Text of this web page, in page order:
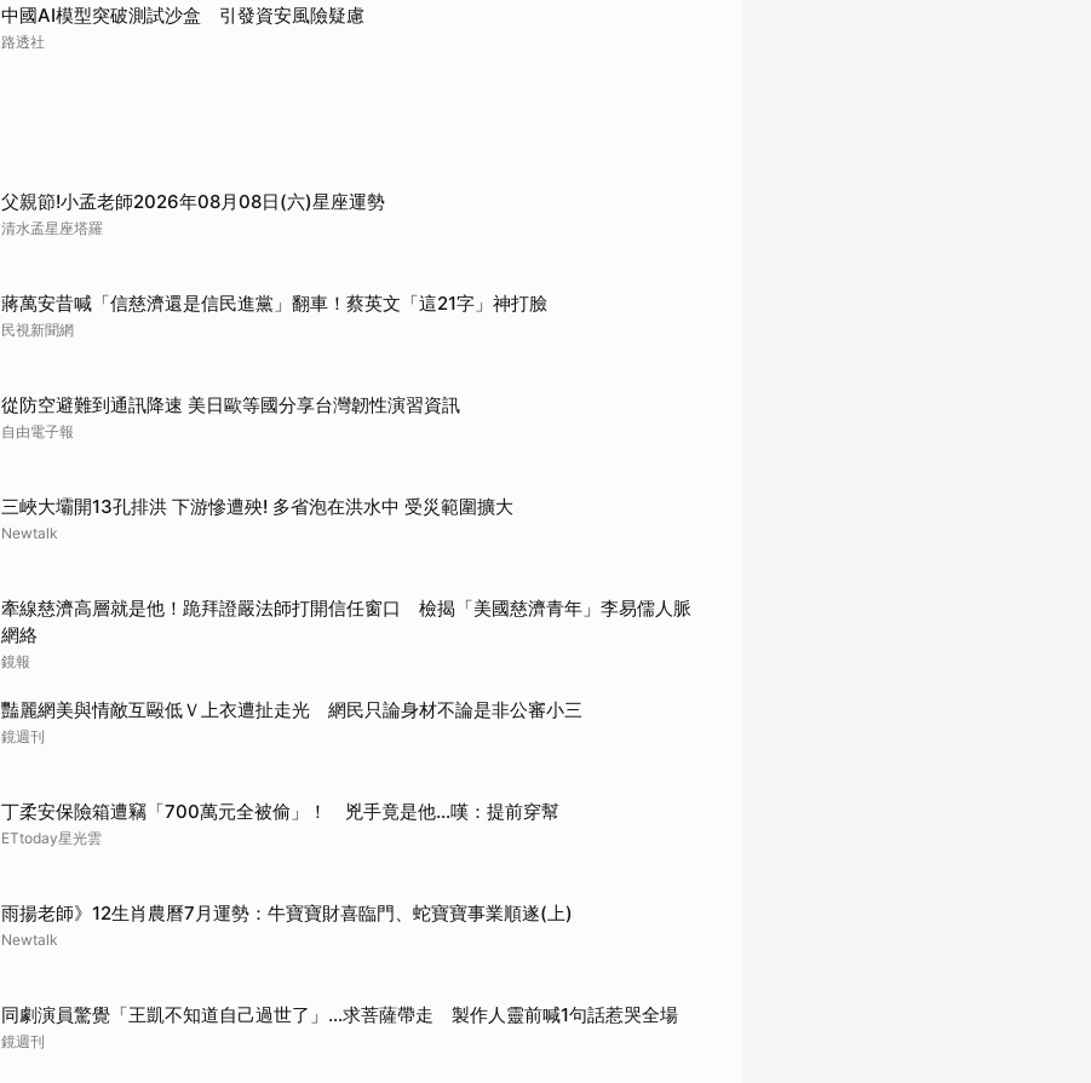
中國AI模型突破測試沙盒 引發資安風險疑慮
路透社
父親節!小孟老師2026年08月08日(六)星座運勢
清水孟星座塔羅
蔣萬安昔喊「信慈濟還是信民進黨」翻車！蔡英文「這21字」神打臉
民視新聞網
從防空避難到通訊降速 美日歐等國分享台灣韌性演習資訊
自由電子報
三峽大壩開13孔排洪 下游慘遭殃! 多省泡在洪水中 受災範圍擴大
Newtalk
牽線慈濟高層就是他！跪拜證嚴法師打開信任窗口 檢揭「美國慈濟青年」李易儒人脈
網絡
鏡報
豔麗網美與情敵互毆低Ｖ上衣遭扯走光 網民只論身材不論是非公審小三
鏡週刊
丁柔安保險箱遭竊「700萬元全被偷」！ 兇手竟是他...嘆：提前穿幫
ETtoday星光雲
雨揚老師》12生肖農曆7月運勢：牛寶寶財喜臨門、蛇寶寶事業順遂(上)
Newtalk
同劇演員驚覺「王凱不知道自己過世了」...求菩薩帶走 製作人靈前喊1句話惹哭全場
鏡週刊